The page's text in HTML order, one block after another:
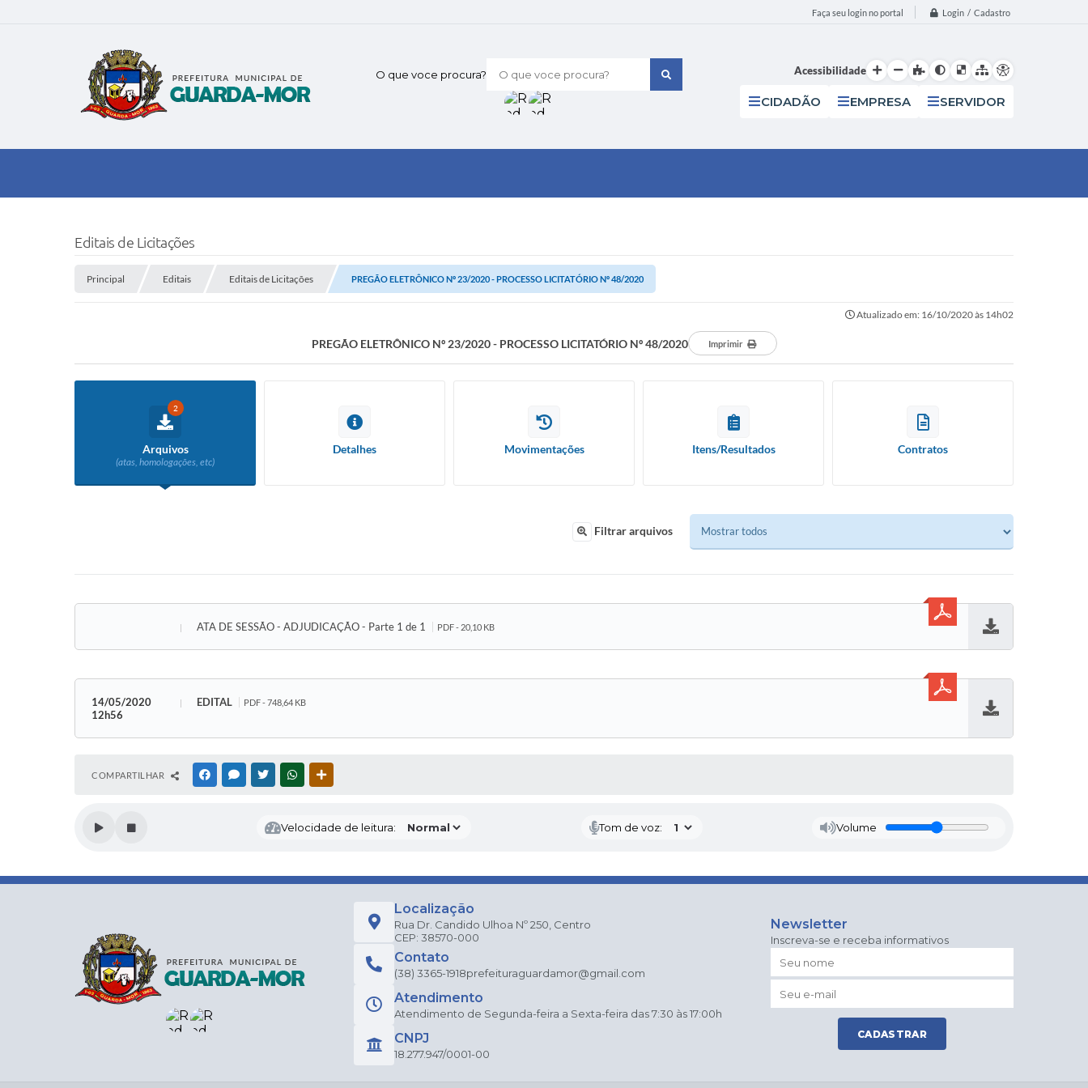
Faça seu login no portal Login / Cadastro
O que voce procura? Acessibilidade
CIDADÃO EMPRESA SERVIDOR
Editais de Licitações
Principal Editais Editais de Licitações PREGÃO ELETRÔNICO Nº 23/2020 - PROCESSO LICITATÓRIO Nº 48/2020
Atualizado em: 16/10/2020 às 14h02
PREGÃO ELETRÔNICO Nº 23/2020 - PROCESSO LICITATÓRIO Nº 48/2020 Imprimir
2
Arquivos
(atas, homologações, etc)
Detalhes Movimentações Itens/Resultados Contratos
Filtrar arquivos
ATA DE SESSÃO - ADJUDICAÇÃO - Parte 1 de 1 PDF - 20,10 KB
14/05/2020
12h56
EDITAL PDF - 748,64 KB
COMPARTILHAR FACEBOOKMESSENGER
TWITTERWHATSAPP
Velocidade de leitura: Tom de voz: Volume
Localização
Rua Dr. Candido Ulhoa Nº 250, Centro
CEP: 38570-000
Contato
(38) 3365-1918prefeituraguardamor@gmail.com
Atendimento
Atendimento de Segunda-feira a Sexta-feira das 7:30 às 17:00h
CNPJ
18.277.947/0001-00
Newsletter
Inscreva-se e receba informativos
CADASTRAR